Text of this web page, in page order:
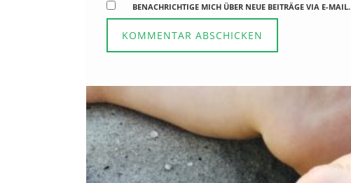
BENACHRICHTIGE MICH ÜBER NEUE BEITRÄGE VIA E-MAIL.